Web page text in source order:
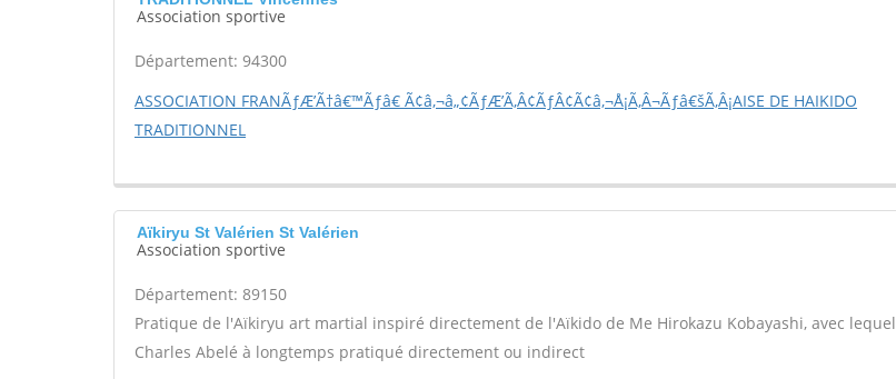
Association sportive
Département: 94300
ASSOCIATION FRANÃƒÆ’Ã†â€™Ãƒâ€ Ã¢â‚¬â„¢ÃƒÆ’Ã‚Â¢ÃƒÂ¢Ã¢â‚¬Å¡Ã‚Â¬Ãƒâ€šÃ‚Â¡AISE DE HAIKIDO
TRADITIONNEL
Aïkiryu St Valérien St Valérien
Association sportive
Département: 89150
Pratique de l'Aïkiryu art martial inspiré directement de l'Aïkido de Me Hirokazu Kobayashi, avec lequel
Charles Abelé à longtemps pratiqué directement ou indirect